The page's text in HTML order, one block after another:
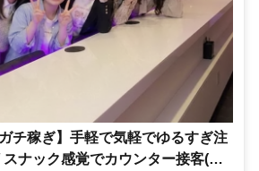
チ稼ぎ】手軽で気軽でゆるすぎ注
ナック感覚でカウンター接客(私